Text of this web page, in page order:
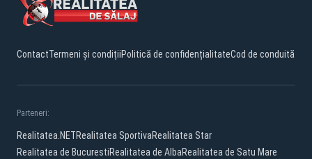
ContactTermeni și condițiiPolitică de confidențialitateCod de conduită
Parteneri:
Realitatea.NETRealitatea SportivaRealitatea Star
Realitatea de BucurestiRealitatea de AlbaRealitatea de Satu Mare